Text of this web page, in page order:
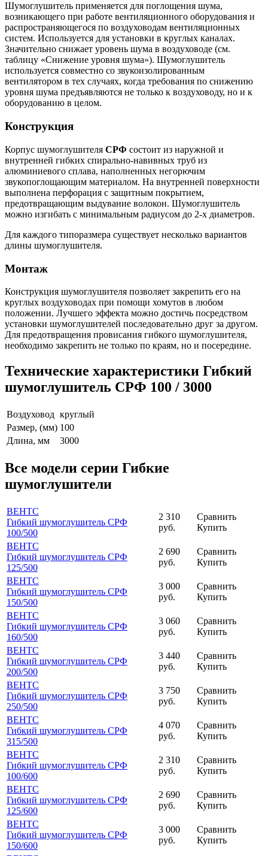
Шумоглушитель применяется для поглощения шума,
возникающего при работе вентиляционного оборудования и
распространяющегося по воздуховодам вентиляционных
систем. Используется для установки в круглых каналах.
Значительно снижает уровень шума в воздуховоде (см.
таблицу «Снижение уровня шума»). Шумоглушитель
используется совместно со звукоизолированным
вентилятором в тех случаях, когда требования по снижению
уровня шума предъявляются не только к воздуховоду, но и к
оборудованию в целом.
Конструкция
Корпус шумоглушителя СРФ состоит из наружной и
внутренней гибких спирально-навивных труб из
алюминиевого сплава, наполненных негорючим
звукопоглощающим материалом. На внутренней поверхности
выполнена перфорация с защитным покрытием,
предотвращающим выдувание волокон. Шумоглушитель
можно изгибать с минимальным радиусом до 2-х диаметров.
Для каждого типоразмера существует несколько вариантов
длины шумоглушителя.
Монтаж
Конструкция шумоглушителя позволяет закрепить его на
круглых воздуховодах при помощи хомутов в любом
положении. Лучшего эффекта можно достичь посредством
установки шумоглушителей последовательно друг за другом.
Для предотвращения провисания гибкого шумоглушителя,
необходимо закрепить не только по краям, но и посередине.
Технические характеристики Гибкий
шумоглушитель СРФ 100 / 3000
Воздуховод круглый
Размер, (мм) 100
Длина, мм
3000
Все модели серии Гибкие
шумоглушители
ВЕНТС
Гибкий шумоглушитель СРФ
100/500
2 310
руб.
Сравнить
Купить
ВЕНТС
Гибкий шумоглушитель СРФ
125/500
2 690
руб.
Сравнить
Купить
ВЕНТС
Гибкий шумоглушитель СРФ
150/500
3 000
руб.
Сравнить
Купить
ВЕНТС
Гибкий шумоглушитель СРФ
160/500
3 060
руб.
Сравнить
Купить
ВЕНТС
Гибкий шумоглушитель СРФ
200/500
3 440
руб.
Сравнить
Купить
ВЕНТС
Гибкий шумоглушитель СРФ
250/500
3 750
руб.
Сравнить
Купить
ВЕНТС
Гибкий шумоглушитель СРФ
315/500
4 070
руб.
Сравнить
Купить
ВЕНТС
Гибкий шумоглушитель СРФ
100/600
2 310
руб.
Сравнить
Купить
ВЕНТС
Гибкий шумоглушитель СРФ
125/600
2 690
руб.
Сравнить
Купить
ВЕНТС
Гибкий шумоглушитель СРФ
150/600
3 000
руб.
Сравнить
Купить